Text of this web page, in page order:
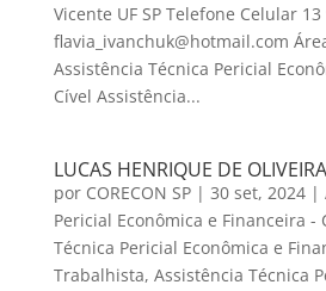
Vicente UF SP Telefone Celular
flavia_ivanchuk@hotmail.com
Assistência Técnica Pericial
Cível Assistência...
LUCAS HENRIQUE DE OLIVEIRA
por CORECON SP| 30 set, 2024|
Pericial Econômica e Financeira -
Técnica Pericial Econômica e
Trabalhista, Assistência Técnica